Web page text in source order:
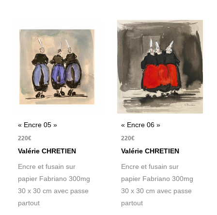
« Encre 05 »
220€
Valérie CHRETIEN
Encre et fusain sur
papier Fabriano 300mg
30 x 30 cm avec passe
partout
« Encre 06 »
220€
Valérie CHRETIEN
Encre et fusain sur
papier Fabriano 300mg
30 x 30 cm avec passe
partout